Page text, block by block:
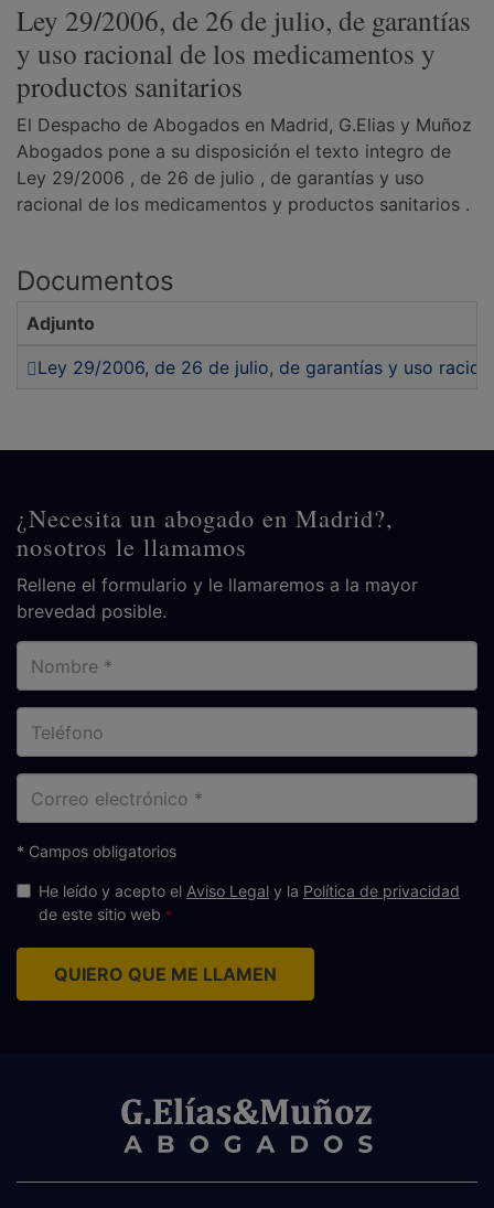
Ley 29/2006, de 26 de julio, de garantías
y uso racional de los medicamentos y
productos sanitarios
El Despacho de Abogados en Madrid, G.Elias y Muñoz
Abogados pone a su disposición el texto integro de
Ley 29/2006 , de 26 de julio , de garantías y uso
racional de los medicamentos y productos sanitarios .
Documentos
Adjunto
Ley 29/2006, de 26 de julio, de garantías y uso
¿Necesita un abogado en Madrid?,
nosotros le llamamos
Rellene el formulario y le llamaremos a la mayor
brevedad posible.
electrónico
* Campos obligatorios
He leído y acepto el Aviso Legal y la Política de privacidad
de este sitio web
QUIERO QUE ME LLAMEN